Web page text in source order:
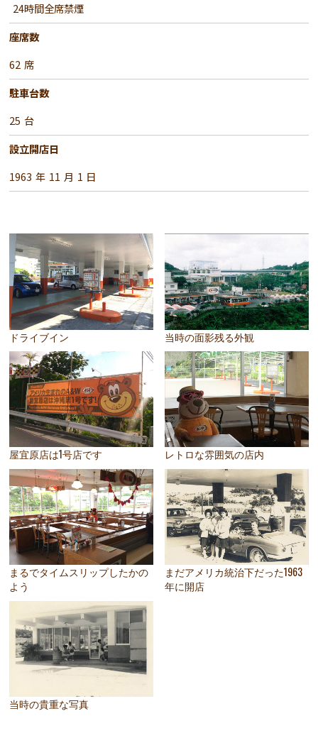
24時間全席禁煙
座席数
62 席
駐車台数
25 台
設立開店日
1963 年 11 月 1 日
ドライブイン 当時の面影残る外観
屋宜原店は1号店です レトロな雰囲気の店内
まるでタイムスリップしたかの
よう
まだアメリカ統治下だった1963
年に開店
当時の貴重な写真